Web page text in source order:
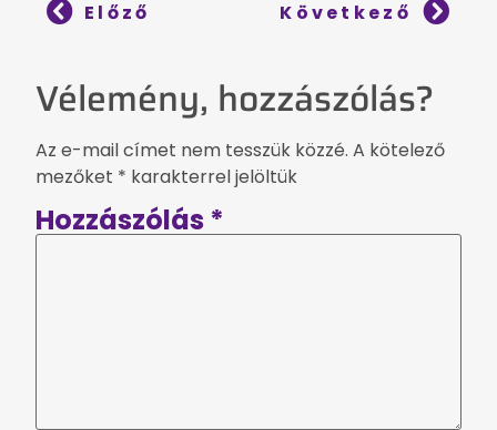
Előző Következő
Vélemény, hozzászólás?
Az e-mail címet nem tesszük közzé. A kötelező
mezőket * karakterrel jelöltük
Hozzászólás *